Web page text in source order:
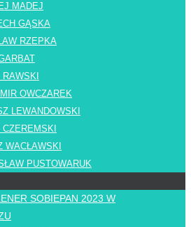
MADEJ
GĄSKA
RZEPKA
OWCZAREK
LEWANDOWSKI
CZEREMSKI
WACŁAWSKI
PUSTOWARUK
SOBIEPAN 2023 W